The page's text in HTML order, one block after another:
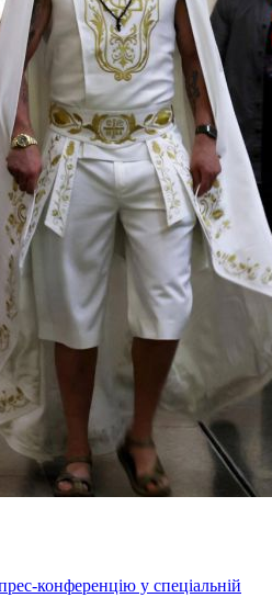
конференцію у спеціальній